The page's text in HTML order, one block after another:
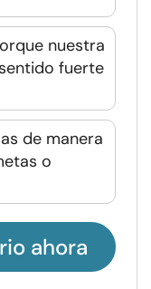
nuestra
fuerte
de manera
o
ahora